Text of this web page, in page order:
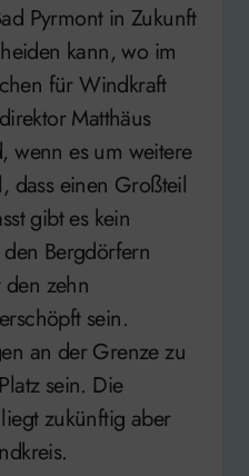
kann, wo im
für Windkraft
Matthäus
wenn es um weitere
dass einen Großteil
gibt es kein
Bergdörfern
zehn
sein.
an der Grenze zu
sein. Die
zukünftig aber